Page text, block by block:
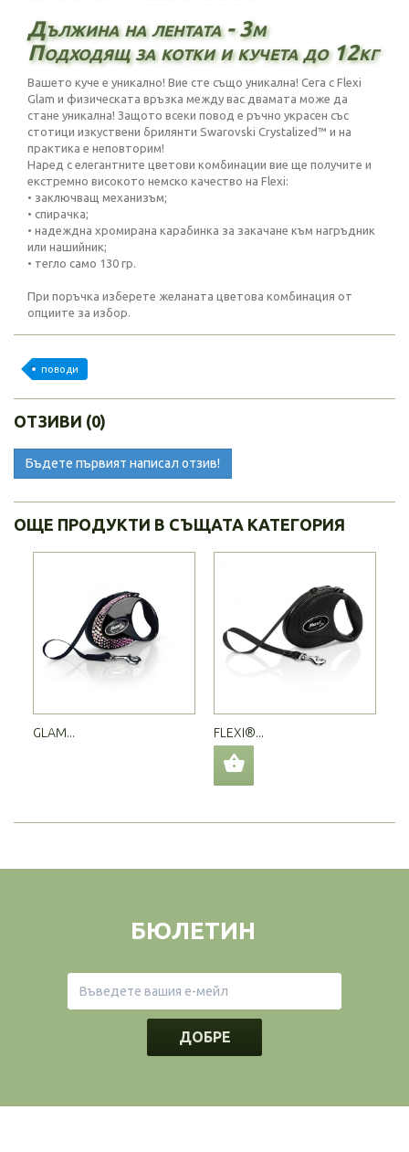
Дължина на лентата - 3м
Подходящ за котки и кучета до 12кг
Вашето куче е уникално! Вие сте също уникална! Сега с Flexi
Glam и физическата връзка между вас двамата може да
стане уникална! Защото всеки повод е ръчно украсен със
стотици изкуствени брилянти Swarovski Crystalized™ и на
практика е неповторим!
Наред с елегантните цветови комбинации вие ще получите и
екстремно високото немско качество на Flexi:
• заключващ механизъм;
• спирачка;
• надеждна хромирана карабинка за закачане към нагръдник
или нашийник;
• тегло само 130 гр.
При поръчка изберете желаната цветова комбинация от
опциите за избор.
поводи
ОТЗИВИ (0)
Бъдете първият написал отзив!
ОЩЕ ПРОДУКТИ В СЪЩАТА КАТЕГОРИЯ
GLAM... FLEXI®...
БЮЛЕТИН
ДОБРЕ